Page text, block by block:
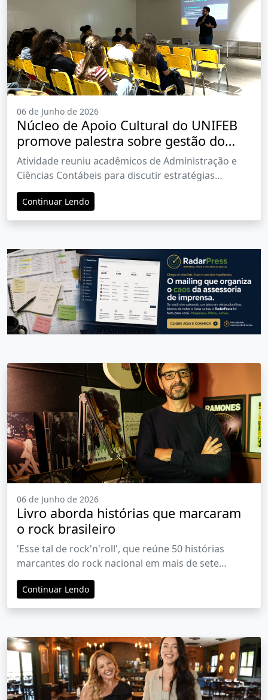
06 de Junho de 2026
Núcleo de Apoio Cultural do UNIFEB
promove palestra sobre gestão do
North Shopping Barretos e aproxima
estudantes da realidade do mercado
Atividade reuniu acadêmicos de Administração e
Ciências Contábeis para discutir estratégias
empresariais, desenvolvimento regional e
oportunidades de negócios
Continuar Lendo
06 de Junho de 2026
Livro aborda histórias que marcaram
o rock brasileiro
'Esse tal de rock'n'roll', que reúne 50 histórias
marcantes do rock nacional em mais de sete
décadas, será lançado terça-feira (9/6), em São
Paulo
Continuar Lendo